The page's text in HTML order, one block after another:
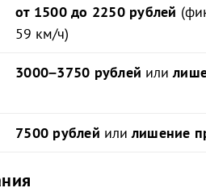
от 1500 до 2250 рублей
59 км/ч)
3000–3750 рублей или
7500 рублей илилишение